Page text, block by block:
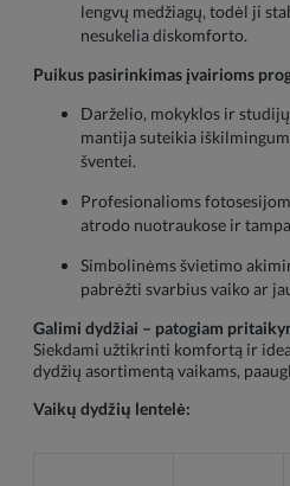
lengvų medžiagų, todėl ji
nesukelia diskomforto.
Puikus pasirinkimas įvairioms
Darželio, mokyklos ir
mantija suteikia
šventei.
Profesionalioms
atrodo nuotraukose ir
Simbolinėms švietimo
pabrėžti svarbius vaiko ar
Galimi dydžiai – patogiam
Siekdami užtikrinti komfortą ir
dydžių asortimentą vaikams,
Vaikų dydžių lentelė: